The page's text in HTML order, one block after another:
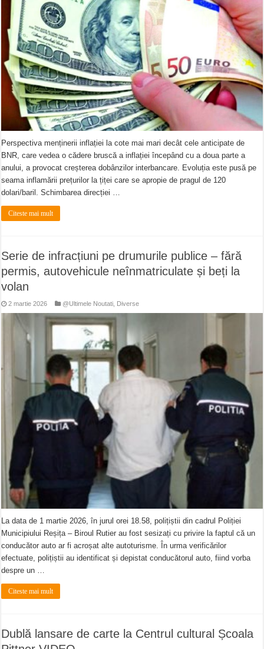
Perspectiva menținerii inflației la cote mai mari decât cele anticipate de
BNR, care vedea o cădere bruscă a inflației începând cu a doua parte a
anului, a provocat creșterea dobânzilor interbancare. Evoluția este pusă pe
seama inflamării prețurilor la țiței care se apropie de pragul de 120
dolari/baril. Schimbarea direcției …
Citeste mai mult
Serie de infracțiuni pe drumurile publice – fără
permis, autovehicule neînmatriculate și beți la
volan
2 martie 2026 @Ultimele Noutati Diverse
La data de 1 martie 2026, în jurul orei 18.58, polițiștii din cadrul Poliției
Municipiului Reșița – Biroul Rutier au fost sesizați cu privire la faptul că un
conducător auto ar fi acroșat alte autoturisme. În urma verificărilor
efectuate, polițiștii au identificat și depistat conducătorul auto, fiind vorba
despre un …
Citeste mai mult
Dublă lansare de carte la Centrul cultural Școala